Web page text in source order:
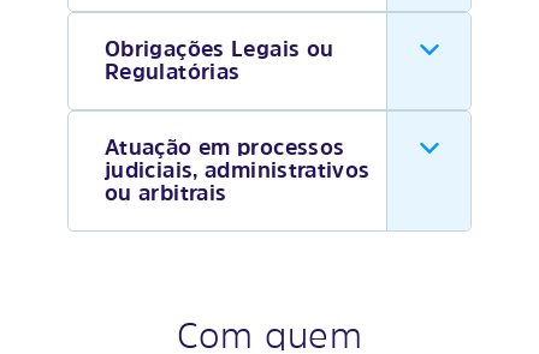
Obrigações Legais ou
Regulatórias
Atuação em processos
judiciais, administrativos
ou arbitrais
Com quem